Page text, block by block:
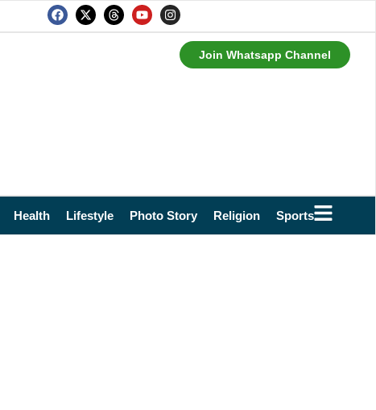
Join Whatsapp Channel
Health Lifestyle Photo Story Religion Sports